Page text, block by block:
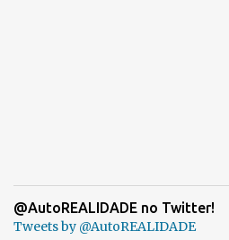
@AutoREALIDADE no Twitter!
Tweets by @AutoREALIDADE